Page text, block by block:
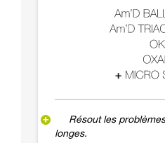
Résout les
longes.